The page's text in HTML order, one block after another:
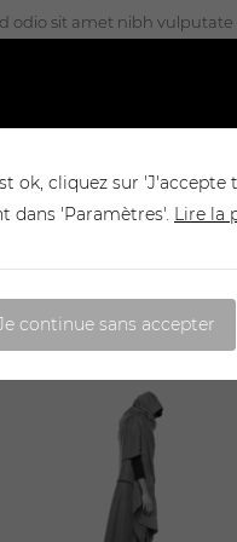
odio sit amet nibh
Nam nec tellus a odio
Lorem Ipsum. Proin
ADD TO CART
ok, cliquez sur 'J'accepte
dans 'Paramètres'. Lire la
continue sans accepter